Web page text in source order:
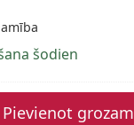
šodien
Pievienot grozam